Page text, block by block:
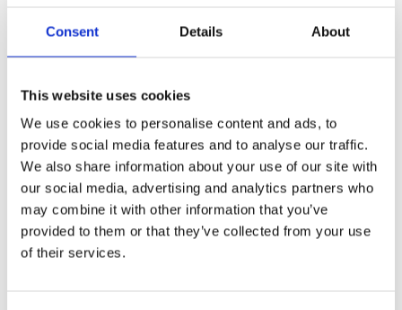
Consent Details About
This website uses cookies
We use cookies to personalise content and ads, to
provide social media features and to analyse our traffic.
We also share information about your use of our site with
our social media, advertising and analytics partners who
may combine it with other information that you’ve
provided to them or that they’ve collected from your use
of their services.
Beskrivning
Här har vi en fanstastiskt skön, snygg och mycket
prisvärd funktions t-shirt från +adrenalina. Finns i 8
stycken härliga färger i 10 stycken olika storlekar!
Passformen är inte tajt men heller inte pösig, classic
fit kanske man kan säga! Observera att det är
unisex. Materialet är 100% polyester och färgerna